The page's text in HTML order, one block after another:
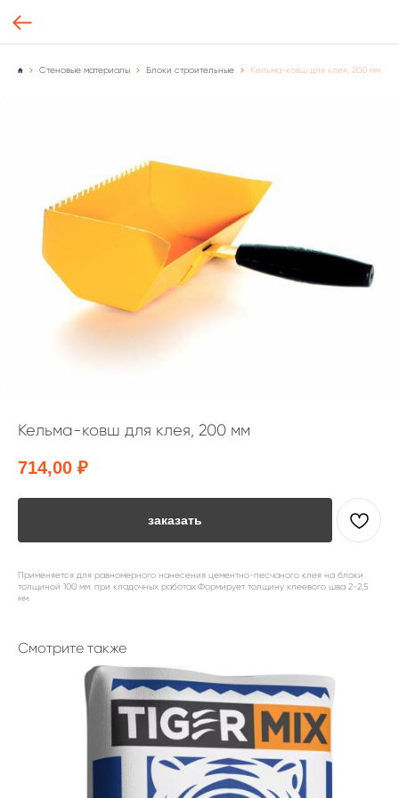
Стеновые материалы Блоки строительные Кельма-ковш для клея, 200 мм
Кельма-ковш для клея, 200 мм
714,00 ₽
заказать
Применяется для равномерного нанесения цементно-песчаного клея на блоки
толщиной 100 мм. при кладочных работах.Формирует толщину клеевого шва 2-2,5
мм.
Смотрите также